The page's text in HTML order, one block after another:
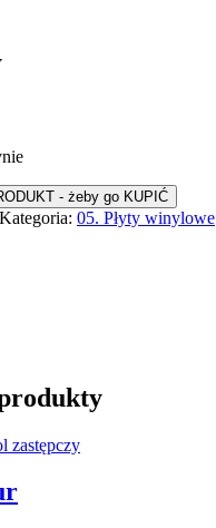
Kategoria: 05. Płyty winylowe